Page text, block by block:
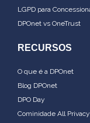
LGPD para
DPOnet vs OneTrust
RECURSOS
O que é a DPOnet
Blog DPOnet
DPO Day
Cominidade All Privacy